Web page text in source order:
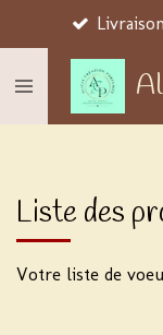
au
contenu
principal
Livraison
Liste des
Votre liste de